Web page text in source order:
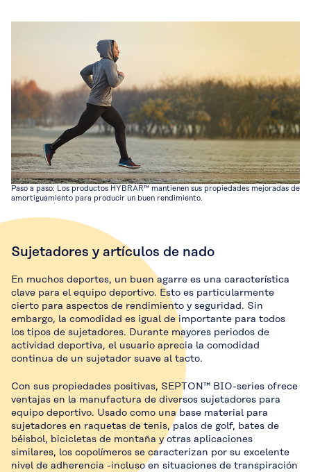
Paso a paso: Los productos HYBRAR™ mantienen sus propiedades mejoradas de
amortiguamiento para producir un buen rendimiento.
Sujetadores y artículos de nado
En muchos deportes, un buen agarre es una característica
clave para el equipo deportivo. Esto es particularmente
cierto para aspectos de rendimiento y seguridad. Sin
embargo, la comodidad es igual de importante para todos
los tipos de sujetadores. Durante mayores periodos de
actividad deportiva, el usuario aprecia la comodidad
continua de un sujetador suave al tacto.
Con sus propiedades positivas, SEPTON™ BIO-series ofrece
ventajas en la manufactura de diversos sujetadores para
equipo deportivo. Usado como una base material para
sujetadores en raquetas de tenis, palos de golf, bates de
béisbol, bicicletas de montaña y otras aplicaciones
similares, los copolímeros se caracterizan por su excelente
nivel de adherencia -incluso en situaciones de transpiración